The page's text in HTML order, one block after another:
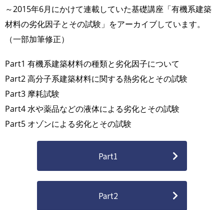
～2015年6月にかけて連載していた基礎講座「有機系建築
材料の劣化因子とその試験」をアーカイブしています。
（一部加筆修正）
Part1 有機系建築材料の種類と劣化因子について
Part2 高分子系建築材料に関する熱劣化とその試験
Part3 摩耗試験
Part4 水や薬品などの液体による劣化とその試験
Part5 オゾンによる劣化とその試験
Part1
Part2